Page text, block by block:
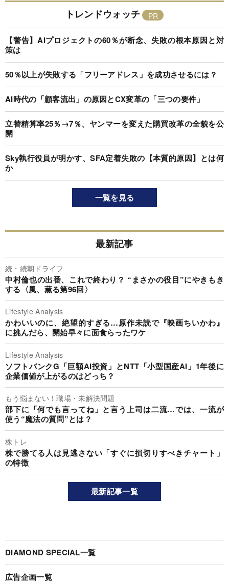
トレンドウォッチ
【警告】AIプロジェクトの60％が断念、失敗の根本原因と対
策は
50％以上が失敗する「フリーアドレス」を成功させるには？
AI時代の「顧客流出」の原因とCX変革の「三つの要件」
立替精算率25％→7％、ヤンマーを変えた購買改革の全貌を公
開
Sky執行役員が明かす、SFA定着失敗の【本質的原因】とは何
か
一覧を見る
最新記事
続・続朝ドライフ
中村倫也の出番、これで終わり？ “まさかの役目”にやきもき
する〈風、薫る第96回〉
Lifestyle Analysis
かわいいのに、絶望的すぎる…原作未読で『映画ちいかわ』
に挑んだら、開始早々に面食らったワケ
Lifestyle Analysis
ソフトバンクG「巨額AI投資」とNTT「小型国産AI」1年後に
企業価値が上がるのはどっち？
もう悩まない！職場・未解決問題
部下に「何でも言ってね」と言う上司は二流…では、一流が
使う“魔法の質問”とは？
株トレ
株で勝てる人は見逃さない「すぐに損切りすべきチャート」
の特徴
最新記事一覧
DIAMOND SPECIAL一覧
広告企画一覧